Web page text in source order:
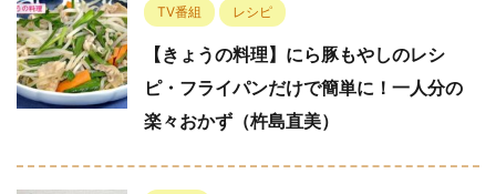
TV番組 レシピ
【きょうの料理】にら豚もやしのレシ
ピ・フライパンだけで簡単に！一人分の
楽々おかず（杵島直美）